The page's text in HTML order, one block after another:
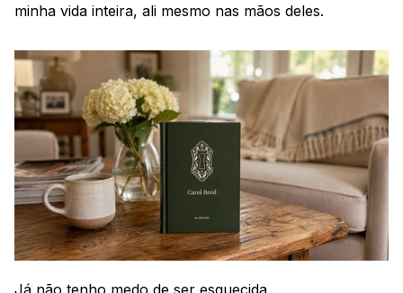
minha vida inteira, ali mesmo nas mãos deles.
Já não tenho medo de ser esquecida.